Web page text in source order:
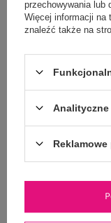
Do darmowej
100 dni na
przechowywania lub
Więcej informacji na
znaleźć także na